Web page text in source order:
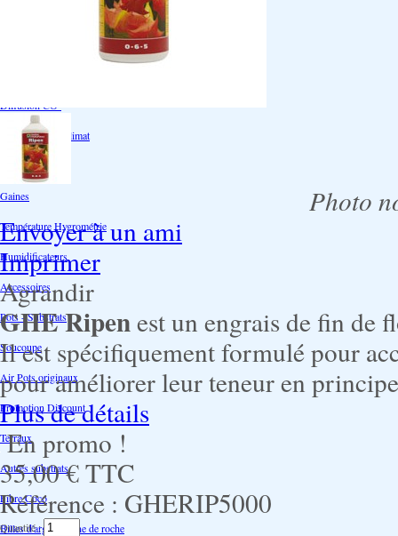
Ioniseur d'air -AirBulter
Diffusion CO²
Contrôleurs de climat
Silencieux
Gaines
Température Hygrométrie
Humidificateurs
Accessoires
Pots - Substrats
Soucoupe
Air Pots originaux
Promotion Discount
Terraux
Autres substrats
Fibre Coco
Billes d'argile- Laine de roche
Photo
Envoyer à un ami
Imprimer
Agrandir
GHE Ripenest un engrais de fin de
Il est spécifiquement formulé pour
pour améliorer leur teneur en
Plus de détails
En promo !
35,00 €TTC
Référence : GHERIP5000
Quantité :